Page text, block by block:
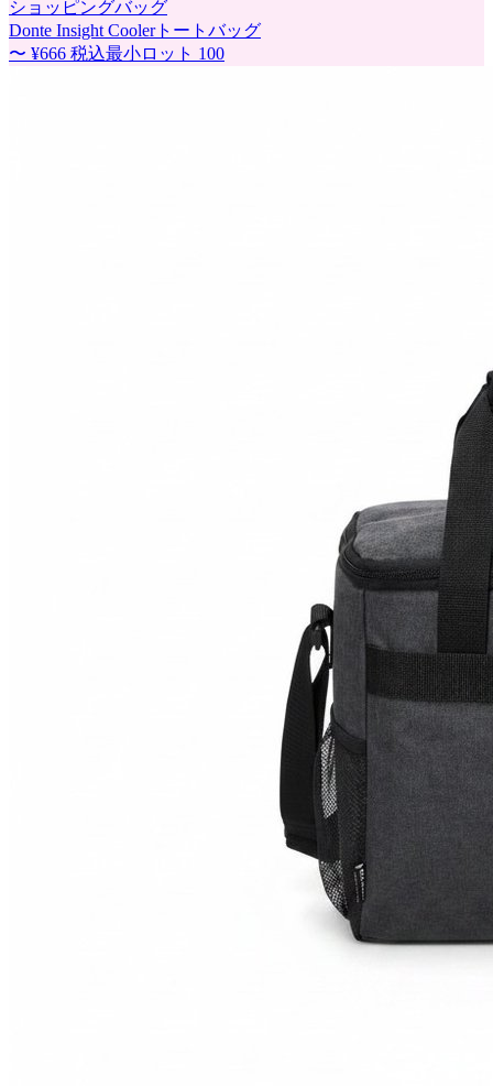
ショッピングバッグ
Donte Insight Coolerトートバッグ
〜 ¥666 税込最小ロット 100